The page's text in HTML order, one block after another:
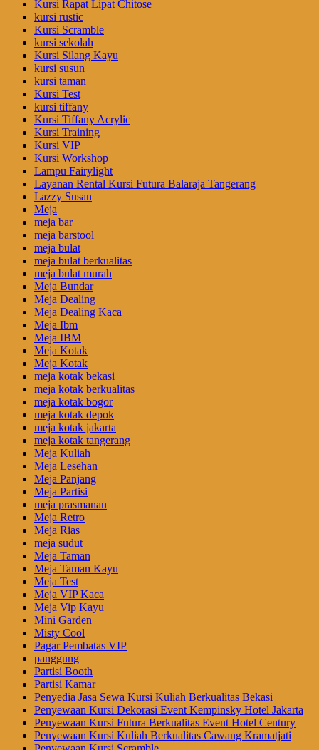
Kursi Rapat Lipat Chitose
kursi rustic
Kursi Scramble
kursi sekolah
Kursi Silang Kayu
kursi susun
kursi taman
Kursi Test
kursi tiffany
Kursi Tiffany Acrylic
Kursi Training
Kursi VIP
Kursi Workshop
Lampu Fairylight
Layanan Rental Kursi Futura Balaraja Tangerang
Lazzy Susan
Meja
meja bar
meja barstool
meja bulat
meja bulat berkualitas
meja bulat murah
Meja Bundar
Meja Dealing
Meja Dealing Kaca
Meja Ibm
Meja IBM
Meja Kotak
Meja Kotak
meja kotak bekasi
meja kotak berkualitas
meja kotak bogor
meja kotak depok
meja kotak jakarta
meja kotak tangerang
Meja Kuliah
Meja Lesehan
Meja Panjang
Meja Partisi
meja prasmanan
Meja Retro
Meja Rias
meja sudut
Meja Taman
Meja Taman Kayu
Meja Test
Meja VIP Kaca
Meja Vip Kayu
Mini Garden
Misty Cool
Pagar Pembatas VIP
panggung
Partisi Booth
Partisi Kamar
Penyedia Jasa Sewa Kursi Kuliah Berkualitas Bekasi
Penyewaan Kursi Dekorasi Event Kempinsky Hotel Jakarta
Penyewaan Kursi Futura Berkualitas Event Hotel Century
Penyewaan Kursi Kuliah Berkualitas Cawang Kramatjati